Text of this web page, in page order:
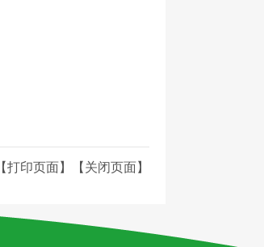
【打印页面】【 关闭页面】